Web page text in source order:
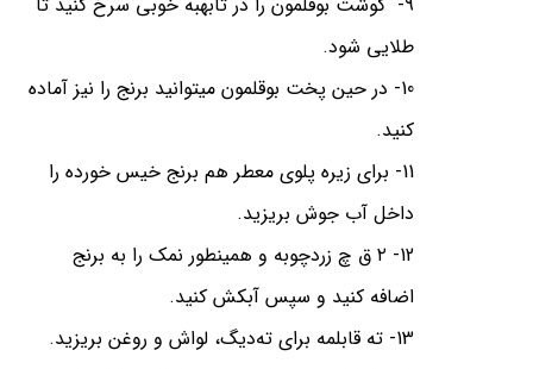
طلایی شود.⁣
10- در حین پخت بوقلمون میتوانید برنج را نیز آماده
کنید.
11- برای زیره پلوی معطر هم برنج خیس خورده را
داخل آب جوش بریزید.
12- ۲ ق چ زردچوبه و همینطور نمک را به برنج
اضافه کنید و سپس آبکش کنید.
13- ته قابلمه برای ته‌دیگ، لواش و روغن بریزید.